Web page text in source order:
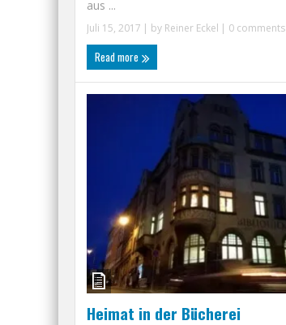
aus ...
Juli 15, 2017 | by Reiner Eckel | 0 comments
Read more
Heimat in der Bücherei